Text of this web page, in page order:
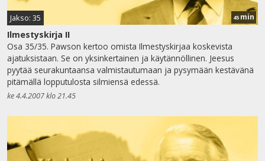
Jakso: 35 45 min
Ilmestyskirja II
Osa 35/35. Pawson kertoo omista Ilmestyskirjaa koskevista
ajatuksistaan. Se on yksinkertainen ja käytännöllinen. Jeesus
pyytää seurakuntaansa valmistautumaan ja pysymään kestävänä
pitämällä lopputulosta silmiensä edessä.
ke 4.4.2007 klo 21.45